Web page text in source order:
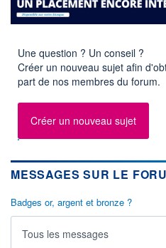
Télécommunications
OUVERTURE
+ HAUT
16,470
VOLUME
Une question ? Un conseil ?
Créer un nouveau sujet afin
part de nos membres du forum.
Créer un nouveau sujet
MESSAGES SUR LE
Badges or, argent et bronze ?
Tous les messages